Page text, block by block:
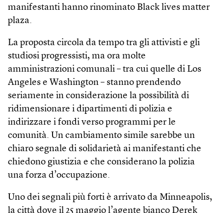
manifestanti hanno rinominato Black lives matter
plaza.
La proposta circola da tempo tra gli attivisti e gli
studiosi progressisti, ma ora molte
amministrazioni comunali – tra cui quelle di Los
Angeles e Washington – stanno prendendo
seriamente in considerazione la possibilità di
ridimensionare i dipartimenti di polizia e
indirizzare i fondi verso programmi per le
comunità. Un cambiamento simile sarebbe un
chiaro segnale di solidarietà ai manifestanti che
chiedono giustizia e che considerano la polizia
una forza d’occupazione.
Uno dei segnali più forti è arrivato da Minneapolis,
la città dove il 25 maggio l’agente bianco Derek